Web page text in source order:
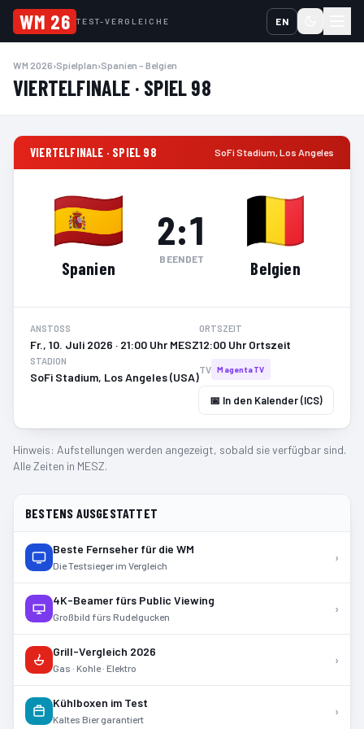
WM 26 TEST-VERGLEICHE EN
WM 2026›Spielplan›Spanien – Belgien
VIERTELFINALE · SPIEL 98
VIERTELFINALE · SPIEL 98 SoFi Stadium,Los Angeles
Spanien
2:1
BEENDET Belgien
ANSTOSS
Fr., 10. Juli 2026 · 21:00 Uhr MESZ
ORTSZEIT
12:00 Uhr Ortszeit
STADION
SoFi Stadium, Los Angeles (USA)
TV MagentaTV
📅 In den Kalender (ICS)
Hinweis: Aufstellungen werden angezeigt, sobald sie verfügbar sind.
Alle Zeiten in MESZ.
BESTENS AUSGESTATTET
Beste Fernseher für die WM
Die Testsieger im Vergleich
›
4K-Beamer fürs Public Viewing
Großbild fürs Rudelgucken
›
Grill-Vergleich 2026
Gas · Kohle · Elektro
›
Kühlboxen im Test
Kaltes Bier garantiert
›